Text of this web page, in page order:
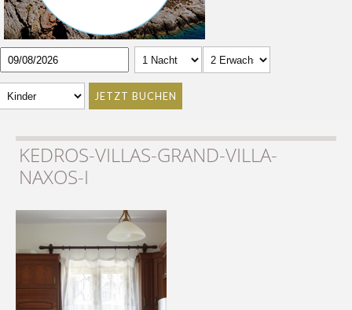
JETZT BUCHEN
KEDROS-VILLAS-GRAND-VILLA-
NAXOS-I